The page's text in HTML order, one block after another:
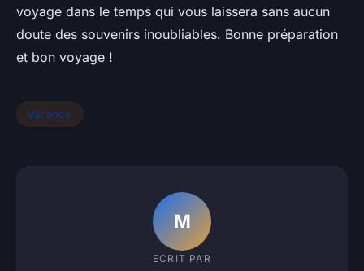
voyage dans le temps qui vous laissera sans aucun
doute des souvenirs inoubliables. Bonne préparation
et bon voyage !
Vacance
M
ECRIT PAR